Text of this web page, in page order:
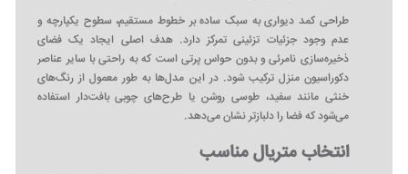
طراحی کمد دیواری به سبک ساده بر خطوط مستقیم، سطوح یکپارچه و
عدم وجود جزئیات تزئینی تمرکز دارد. هدف اصلی ایجاد یک فضای
ذخیره‌سازی نامرئی و بدون حواس‌ پرتی است که به راحتی با سایر عناصر
دکوراسیون منزل ترکیب شود. در این مدل‌ها به طور معمول از رنگ‌های
خنثی مانند سفید، طوسی روشن یا طرح‌های چوبی بافت‌دار استفاده
می‌شود که فضا را دلبازتر نشان می‌دهد.
انتخاب متریال مناسب